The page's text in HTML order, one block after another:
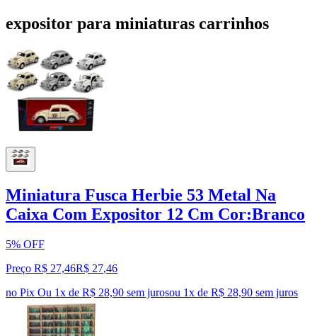
expositor para miniaturas carrinhos
Miniatura Fusca Herbie 53 Metal Na
Caixa Com Expositor 12 Cm Cor:Branco
5% OFF
Preço R$ 27,46R$ 27,46
no Pix Ou 1x de R$ 28,90 sem jurosou 1x de R$ 28,90 sem juros